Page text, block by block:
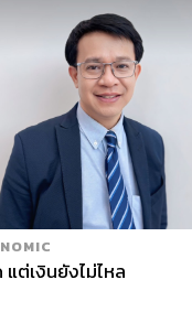
ต่เงินยังไม่ไหล